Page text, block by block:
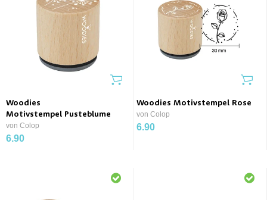
Woodies
Motivstempel Pusteblume
von Colop
6.90
Woodies Motivstempel Rose
von Colop
6.90